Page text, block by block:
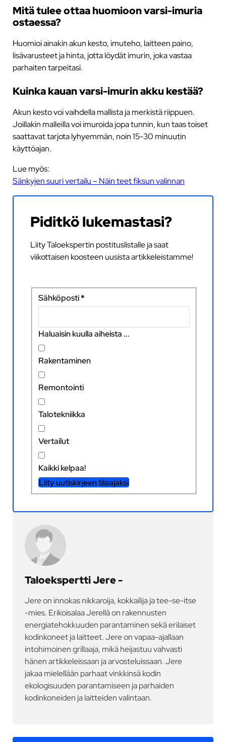
Mitä tulee ottaa huomioon varsi-imuria
ostaessa?
Huomioi ainakin akun kesto, imuteho, laitteen paino,
lisävarusteet ja hinta, jotta löydät imurin, joka vastaa
parhaiten tarpeitasi.
Kuinka kauan varsi-imurin akku kestää?
Akun kesto voi vaihdella mallista ja merkistä riippuen.
Joillakin malleilla voi imuroida jopa tunnin, kun taas toiset
saattavat tarjota lyhyemmän, noin 15-30 minuutin
käyttöajan.
Lue myös:
Sänkyjen suuri vertailu – Näin teet fiksun valinnan
Piditkö lukemastasi?
Liity Taloekspertin postituslistalle ja saat
viikottaisen koosteen uusista artikkeleistamme!
Sähköposti*
Haluaisin kuulla aiheista ...
Rakentaminen
Remontointi
Talotekniikka
Vertailut
Kaikki kelpaa!
Liity uutiskirjeen tilaajaksi
Taloekspertti Jere -
Jere on innokas nikkaroija, kokkailija ja tee-se-itse
-mies. Erikoisalaa Jerellä on rakennusten
energiatehokkuuden parantaminen sekä erilaiset
kodinkoneet ja laitteet. Jere on vapaa-ajallaan
intohimoinen grillaaja, mikä heijastuu vahvasti
hänen artikkeleissaan ja arvosteluissaan. Jere
jakaa mielellään parhaat vinkkinsä kodin
ekologisuuden parantamiseen ja parhaiden
kodinkoneiden ja laitteiden valintaan.